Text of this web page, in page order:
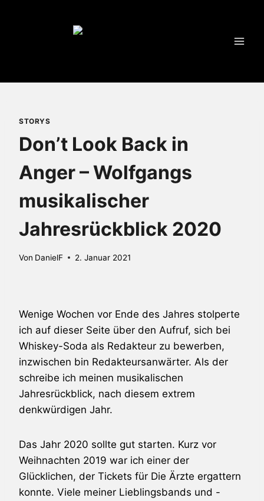
STORYS
Don’t Look Back in
Anger – Wolfgangs
musikalischer
Jahresrückblick 2020
Von DanielF 2. Januar 2021
Wenige Wochen vor Ende des Jahres stolperte
ich auf dieser Seite über den Aufruf, sich bei
Whiskey-Soda als Redakteur zu bewerben,
inzwischen bin Redakteursanwärter. Als der
schreibe ich meinen musikalischen
Jahresrückblick, nach diesem extrem
denkwürdigen Jahr.
Das Jahr 2020 sollte gut starten. Kurz vor
Weihnachten 2019 war ich einer der
Glücklichen, der Tickets für Die Ärzte ergattern
konnte. Viele meiner Lieblingsbands und -